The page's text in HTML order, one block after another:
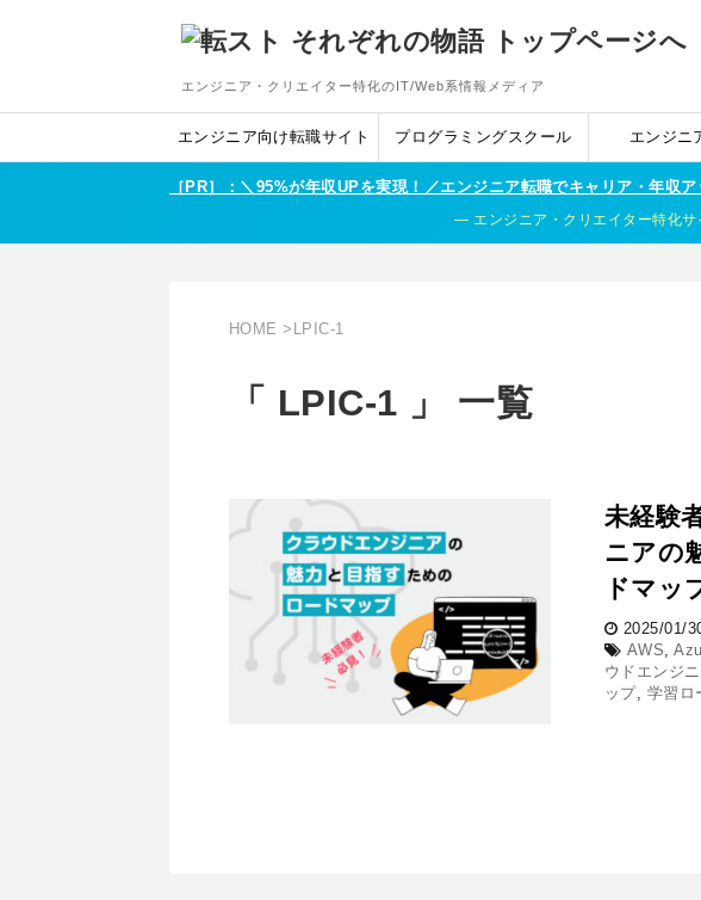
エンジニア・クリエイター特化のIT/Web系情報メディア
エンジニア向け転職サイト プログラミングスクール エンジニ
［PR］：＼95%が年収UPを実現！／エンジニア転職でキャリア・年収
エンジニア・クリエイター特化
HOME > LPIC-1
「 LPIC-1 」 一覧
未経験
ニアの
ドマッ
2025/01/
AWS,
ウドエンジ
ップ, 学習ロ